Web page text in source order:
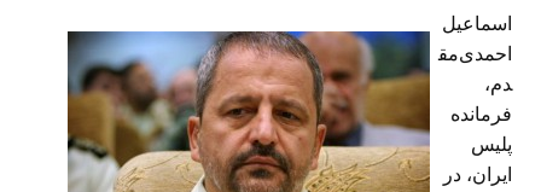
اسماعیل
احمدی‌مق
دم،
فرمانده
پلیس
ایران، در